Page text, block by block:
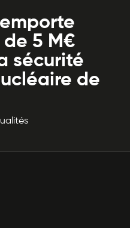
5 M€
sécurité
de